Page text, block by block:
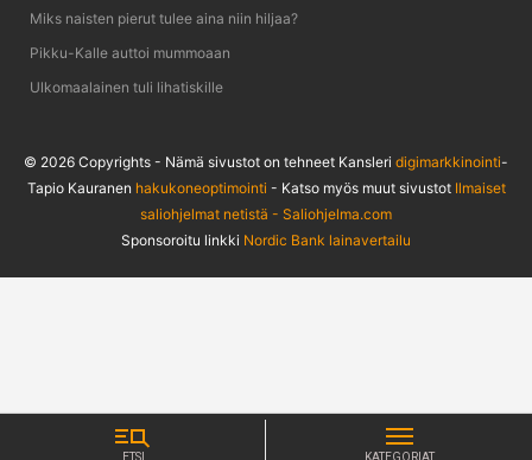
Miks naisten pierut tulee aina niin hiljaa?
Pikku-Kalle auttoi mummoaan
Ulkomaalainen tuli lihatiskille
© 2026 Copyrights - Nämä sivustot on tehneet Kansleri digimarkkinointi-
Tapio Kauranen hakukoneoptimointi - Katso myös muut sivustot Ilmaiset
saliohjelmat netistä - Saliohjelma.com
Sponsoroitu linkki Nordic Bank lainavertailu